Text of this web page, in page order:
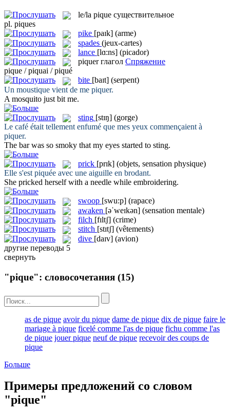
le/la pique существительное
pl. piques
pike [paɪk] (arme)
spades (jeux-cartes)
lance [lɑ:ns] (picador)
piquer глагол Спряжение
pique / piquai / piqué
bite [baɪt] (serpent)
Un moustique vient de me piquer.
A mosquito just bit me.
sting [stɪŋ] (gorge)
Le café était tellement enfumé que mes yeux commençaient à
piquer.
The bar was so smoky that my eyes started to sting.
prick [prɪk] (objets, sensation physique)
Elle s'estpiquée avec une aiguille en brodant.
She pricked herself with a needle while embroidering.
swoop [swu:p] (rapace)
awaken [əˈweɪkən] (sensation mentale)
filch [fɪltʃ] (crime)
stitch [stɪtʃ] (vêtements)
dive [daɪv] (avion)
другие переводы 5
свернуть
"pique": словосочетания (15)
as de pique avoir du pique dame de pique dix de pique faire le
mariage à pique ficelé comme l'as de pique fichu comme l'as
de pique jouer pique neuf de pique recevoir des coups de
pique
Больше
Примеры предложений со словом
"pique"